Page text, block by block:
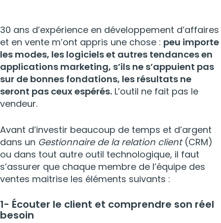
30 ans d’expérience en développement d’affaires
et en vente m’ont appris une chose : peu importe
les modes, les logiciels et autres tendances en
applications marketing, s’ils ne s’appuient pas
sur de bonnes fondations, les résultats ne
seront pas ceux espérés. L’outil ne fait pas le
vendeur.
Avant d’investir beaucoup de temps et d’argent
dans un Gestionnaire de la relation client(CRM)
ou dans tout autre outil technologique, il faut
s’assurer que chaque membre de l’équipe des
ventes maitrise les éléments suivants :
1- Écouter le client et comprendre son réel
besoin